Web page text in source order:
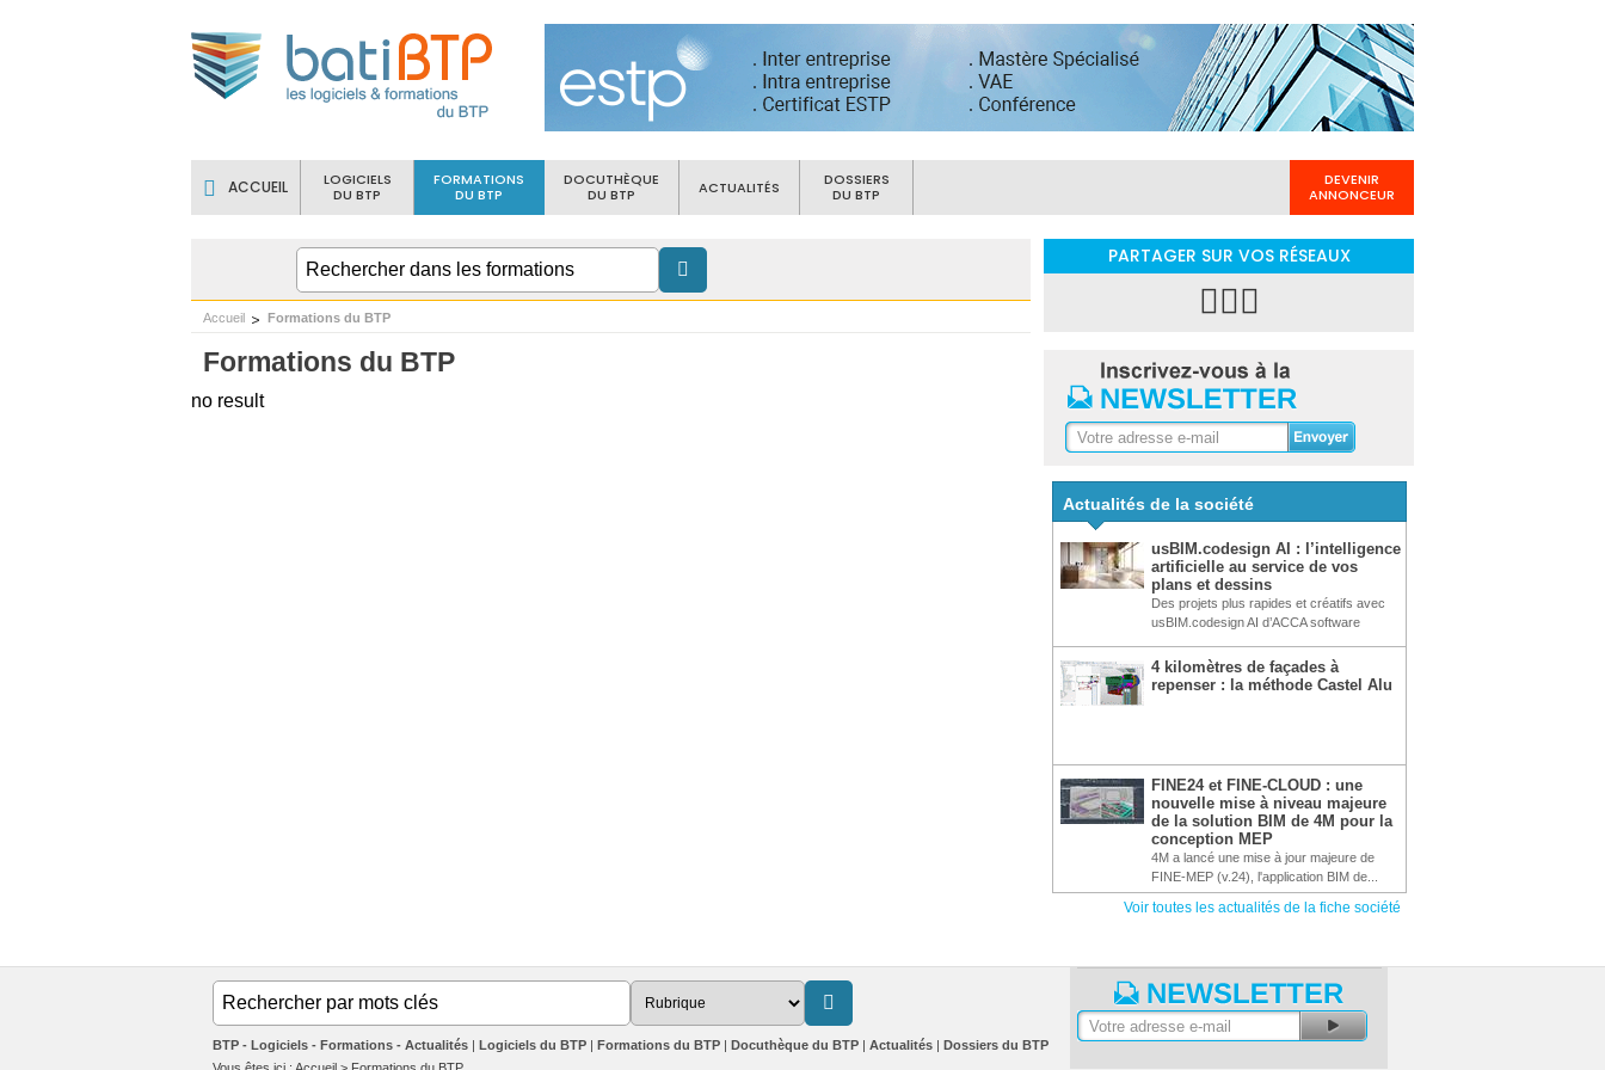
ACCUEIL
LOGICIELS
DU BTP
FORMATIONS
DU BTP
DOCUTHÈQUE
DU BTP
ACTUALITÉS
DOSSIERS
DU BTP
DEVENIR
ANNONCEUR
Accueil Formations du BTP
Formations du BTP
no result
PARTAGER SUR VOS RÉSEAUX
Actualités de la société
usBIM.codesign AI : l’intelligence
artificielle au service de vos
plans et dessins
Des projets plus rapides et créatifs avec
usBIM.codesign AI d’ACCA software
4 kilomètres de façades à
repenser : la méthode Castel Alu
FINE24 et FINE-CLOUD : une
nouvelle mise à niveau majeure
de la solution BIM de 4M pour la
conception MEP
4M a lancé une mise à jour majeure de
FINE-MEP (v.24), l'application BIM de...
Voir toutes les actualités de la fiche société
BTP - Logiciels - Formations - Actualités Logiciels du BTP Formations du BTP Docuthèque du BTP Actualités
Dossiers du BTP